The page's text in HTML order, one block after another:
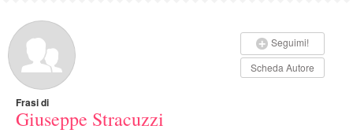
Seguimi!
Scheda Autore
Frasi di
Giuseppe Stracuzzi